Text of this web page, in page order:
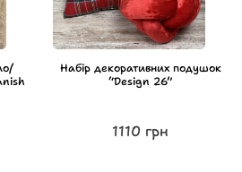
Набір декоративних подушок
“Design 26”
1110 грн